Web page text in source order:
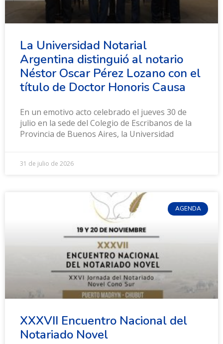
La Universidad Notarial
Argentina distinguió al notario
Néstor Oscar Pérez Lozano con el
título de Doctor Honoris Causa
En un emotivo acto celebrado el jueves 30 de
julio en la sede del Colegio de Escribanos de la
Provincia de Buenos Aires, la Universidad
31 de julio de 2026
AGENDA
XXXVII Encuentro Nacional del
Notariado Novel